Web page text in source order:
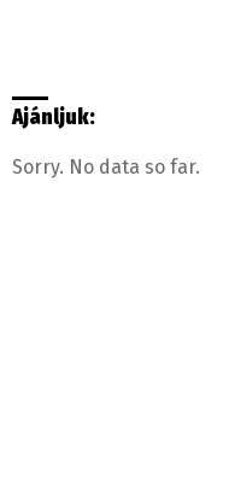
Ajánljuk:
Sorry. No data so far.